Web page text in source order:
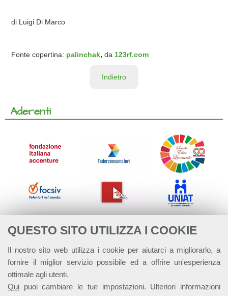
QUESTO SITO UTILIZZA I COOKIE
Il nostro sito web utilizza i cookie per aiutarci a migliorarlo, a
fornire il miglior servizio possibile ed a offrire un'esperienza
ottimale agli utenti.
Qui puoi cambiare le tue impostazioni. Ulteriori informazioni
di Luigi Di Marco
Fonte copertina: palinchak, da 123rf.com
Indietro
Aderenti